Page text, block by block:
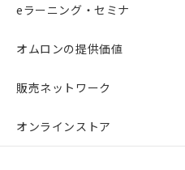
eラーニング・セミナ
オムロンの提供価値
販売ネットワーク
オンラインストア